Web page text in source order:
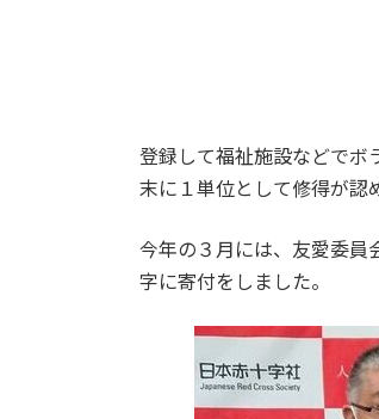
登録して福祉施設などでボ
末に１単位として修得が認
今年の３月には、友愛委員
字に寄付をしました。